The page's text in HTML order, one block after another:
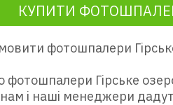
КУПИТИ
фотошпалери
фотошпалери Гірське
і наші менеджери